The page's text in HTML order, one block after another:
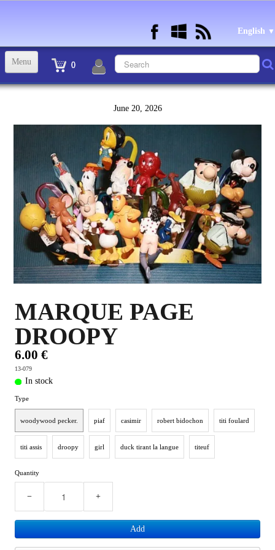
English ▼
0
Menu
STATUETTES BD RESINE et PLOMB
ANDRE FRANQUIN OBJETS ET VETEMENTS▼
BECASSINE OU BETTY BOOP OBJETS ET VETEMENTS▼
TEX AVERY OBJETS ET VETEMENTS▼
WARNER OBJETS ET VETEMENTS▼
IDEES CADEAUX ET PLUS
BYZANCE
June 20, 2026
MARQUE PAGE
DROOPY
6.00 €
13-079
In stock
Type
woodywood pecker. piaf casimir robert bidochon titi foulard
titi assis droopy girl duck tirant la langue titeuf
Quantity
− +
Add